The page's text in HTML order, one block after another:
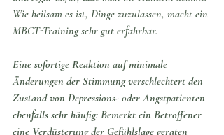
Wie heilsam es ist, Dinge zuzulassen, macht ein
MBCT-Training sehr gut erfahrbar.
Eine sofortige Reaktion auf minimale
Änderungen der Stimmung verschlechtert den
Zustand von Depressions- oder Angstpatienten
ebenfalls sehr häufig: Bemerkt ein Betroffener
eine Verdüsterung der Gefühlslage geraten